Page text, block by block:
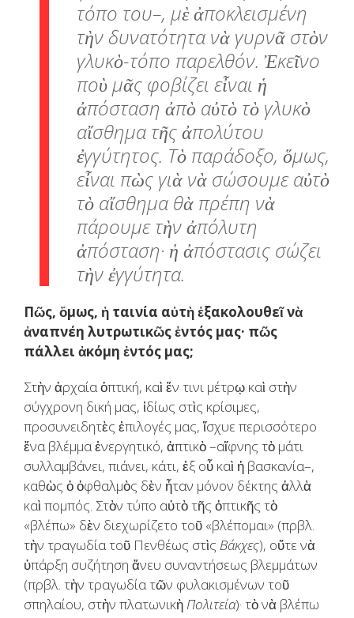
τόπο του–, μὲ ἀποκλεισμένη
τὴν δυνατότητα νὰ γυρνᾶ στὸν
γλυκὸ-τόπο παρελθόν. Ἐκεῖνο
ποὺ μᾶς φοβίζει εἶναι ἡ
ἀπόσταση ἀπὸ αὐτὸ τὸ γλυκὸ
αἴσθημα τῆς ἀπολύτου
ἐγγύτητος. Τὸ παράδοξο, ὅμως,
εἶναι πὼς γιὰ νὰ σώσουμε αὐτὸ
τὸ αἴσθημα θὰ πρέπη νὰ
πάρουμε τὴν ἀπόλυτη
ἀπόσταση· ἡ ἀπόστασις σώζει
τὴν ἐγγύτητα.
Πῶς, ὅμως, ἡ ταινία αὐτὴ ἐξακολουθεῖ νὰ
ἀναπνέη λυτρωτικῶς ἐντός μας· πῶς
πάλλει ἀκόμη ἐντός μας;
Στὴν ἀρχαία ὀπτική, καὶ ἔν τινι μέτρῳ καὶ στὴν
σύγχρονη δική μας, ἰδίως στὶς κρίσιμες,
προσυνειδητὲς ἐπιλογές μας, ἴσχυε περισσότερο
ἕνα βλέμμα ἐνεργητικό, ἁπτικὸ –αἴφνης τὸ μάτι
συλλαμβάνει, πιάνει, κάτι, ἐξ οὗ καὶ ἡ βασκανία–,
καθὼς ὁ ὀφθαλμὸς δὲν ἦταν μόνον δέκτης ἀλλὰ
καὶ πομπός. Στὸν τύπο αὐτὸ τῆς ὀπτικῆς τὸ
«βλέπω» δὲν διεχωρίζετο τοῦ «βλέπομαι» (πρβλ.
τὴν τραγωδία τοῦ Πενθέως στὶς Βάκχες), οὔτε νὰ
ὑπάρξη συζήτηση ἄνευ συναντήσεως βλεμμάτων
(πρβλ. τὴν τραγωδία τῶν φυλακισμένων τοῦ
σπηλαίου, στὴν πλατωνικὴΠολιτεία)· τὸ νὰ βλέπω